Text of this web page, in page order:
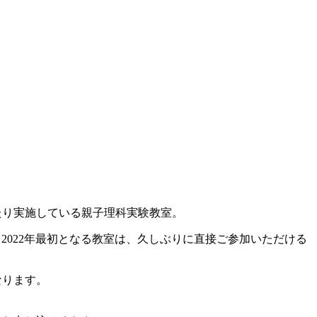
実施している親子理科実験教室。
年最初となる教室は、久しぶりに直接ご参加いただける
ます。